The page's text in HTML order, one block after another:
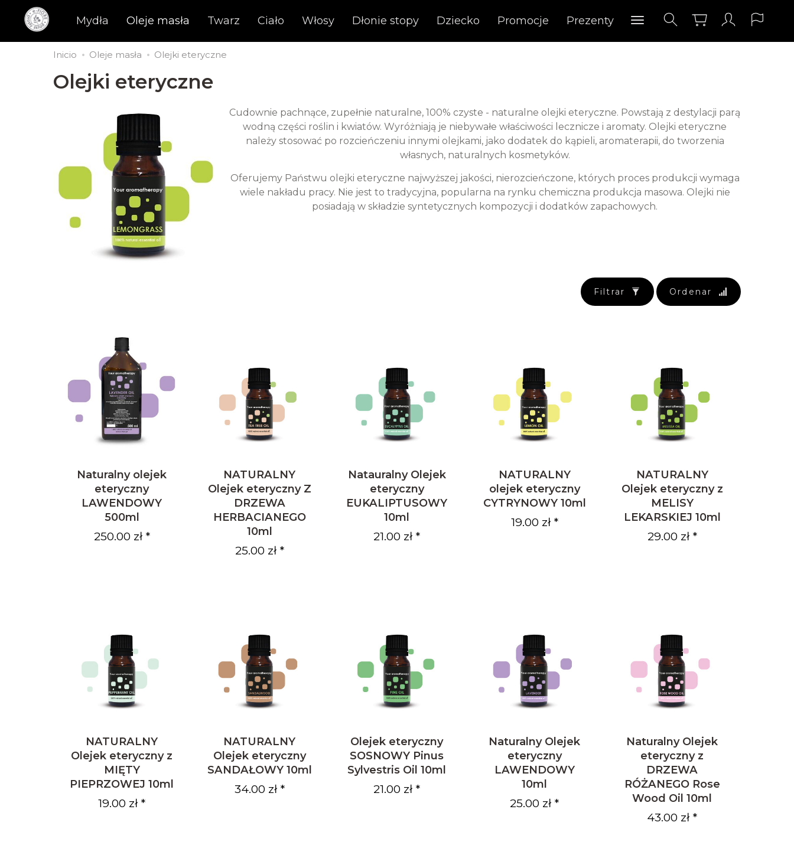
Mydła Oleje masła Twarz Ciało Włosy Dłonie stopy Dziecko Promocje Prezenty
Inicio Oleje masła Olejki eteryczne
Olejki eteryczne
Cudownie pachnące, zupełnie naturalne, 100% czyste - naturalne olejki eteryczne. Powstają z destylacji parą
wodną części roślin i kwiatów. Wyróżniają je niebywałe właściwości lecznicze i aromaty. Olejki eteryczne
należy stosować po rozcieńczeniu innymi olejkami, jako dodatek do kąpieli, aromaterapii, do tworzenia
własnych, naturalnych kosmetyków.
Oferujemy Państwu olejki eteryczne najwyższej jakości, nierozcieńczone, których proces produkcji wymaga
wiele nakładu pracy. Nie jest to tradycyjna, popularna na rynku chemiczna produkcja masowa. Olejki nie
posiadają w składzie syntetycznych kompozycji i dodatków zapachowych.
Filtrar Ordenar
Naturalny olejek
eteryczny
LAWENDOWY
500ml
250.00 zł *
NATURALNY
Olejek eteryczny Z
DRZEWA
HERBACIANEGO
10ml
25.00 zł *
Natauralny Olejek
eteryczny
EUKALIPTUSOWY
10ml
21.00 zł *
NATURALNY
olejek eteryczny
CYTRYNOWY 10ml
19.00 zł *
NATURALNY
Olejek eteryczny z
MELISY
LEKARSKIEJ 10ml
29.00 zł *
NATURALNY
Olejek eteryczny z
MIĘTY
PIEPRZOWEJ 10ml
19.00 zł *
NATURALNY
Olejek eteryczny
SANDAŁOWY 10ml
34.00 zł *
Olejek eteryczny
SOSNOWY Pinus
Sylvestris Oil 10ml
21.00 zł *
Naturalny Olejek
eteryczny
LAWENDOWY
10ml
25.00 zł *
Naturalny Olejek
eteryczny z
DRZEWA
RÓŻANEGO Rose
Wood Oil 10ml
43.00 zł *